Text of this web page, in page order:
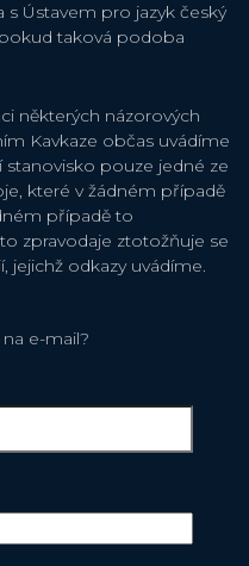
Ústavem pro jazyk český
taková podoba
některých názorových
Kavkaze občas uvádíme
stanovisko pouze jedné ze
které v žádném případě
případě to
zpravodaje ztotožňuje se
jejichž odkazy uvádíme.
e-mail?